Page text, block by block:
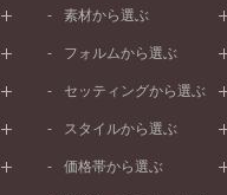
素材から選ぶ
プラチナ
ピンクゴールド
ペールブラウンゴールド
フォルムから選ぶ
ストレートライン
V字ライン
セッティングから選ぶ
プレーン
セベラルメレ
スタイルから選ぶ
シンプル
価格帯から選ぶ